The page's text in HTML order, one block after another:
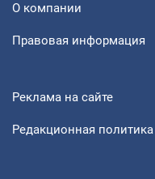
О компании
Правовая информация
Реклама на сайте
Редакционная политика